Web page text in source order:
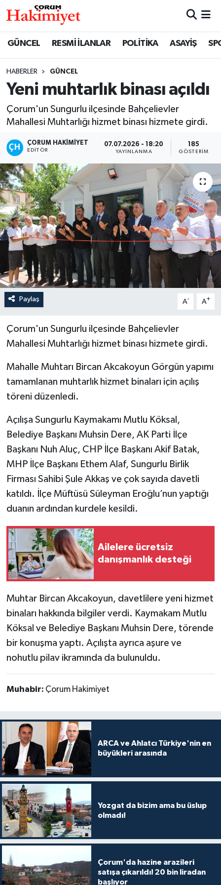
GÜNCEL RESMİ İLANLAR POLİTİKA ASAYİŞ
HABERLER GÜNCEL
Yeni muhtarlık binası açıldı
Çorum'un Sungurlu ilçesinde Bahçelievler
Mahallesi Muhtarlığı hizmet binası hizmete girdi.
ÇORUM HAKIMIYET
EDITÖR
07.07.2026 - 18:20
YAYINLANMA
185
GÖSTERIM
Paylaş A- A+
Çorum'un Sungurlu ilçesinde Bahçelievler
Mahallesi Muhtarlığı hizmet binası hizmete girdi.
Mahalle Muhtarı Bircan Akcakoyun Görgün yapımı
tamamlanan muhtarlık hizmet binaları için açılış
töreni düzenledi.
Açılışa Sungurlu Kaymakamı Mutlu Köksal,
Belediye Başkanı Muhsin Dere, AK Parti İlçe
Başkanı Nuh Aluç, CHP İlçe Başkanı Akif Batak,
MHP İlçe Başkanı Ethem Alaf, Sungurlu Birlik
Firması Sahibi Şule Akkaş ve çok sayıda davetli
katıldı. İlçe Müftüsü Süleyman Eroğlu’nun yaptığı
duanın ardından kurdele kesildi.
Ailelere ücretsiz
danışmanlık desteği
Muhtar Bircan Akcakoyun, davetlilere yeni hizmet
binaları hakkında bilgiler verdi. Kaymakam Mutlu
Köksal ve Belediye Başkanı Muhsin Dere, törende
bir konuşma yaptı. Açılışta ayrıca aşure ve
nohutlu pilav ikramında da bulunuldu.
Muhabir: Çorum Hakimiyet
ARCA ve Ahlatcı Türkiye'nin en
büyükleri arasında
Yozgat da bizim ama bu üslup
olmadı!
Çorum'da hazine arazileri
satışa çıkarıldı! 20 bin liradan
başlıyor
SAĞLIK
ASAYİŞ
EKONOMİ
GÜNCEL
AKTÜEL
EĞİTİM
İLÇELER
OTOPARK
TEKNOLOJİ
Nöbetçi Eczaneler
Çorum Namaz Vakitleri
Trafik Durumu
Süper Lig Puan Durumu ve Fikstür
Tüm Manşetler
Son Dakika Haberleri
Haber Arşivi